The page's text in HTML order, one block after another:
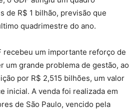
de R$ 1 bilhão, previsão que
quadrimestre do ano.
recebeu um importante reforço de
um grande problema de gestão, ao
por R$ 2,515 bilhões, um valor
inicial. A venda foi realizada em
de São Paulo, vencido pela